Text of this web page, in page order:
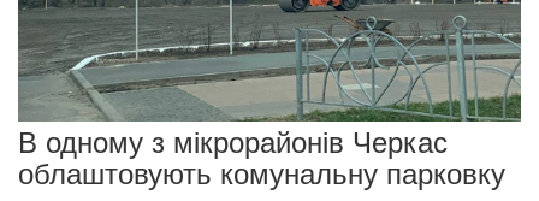
В одному з мікрорайонів Черкас
облаштовують комунальну парковку